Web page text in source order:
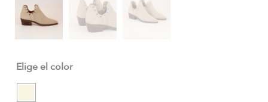
Elige el color